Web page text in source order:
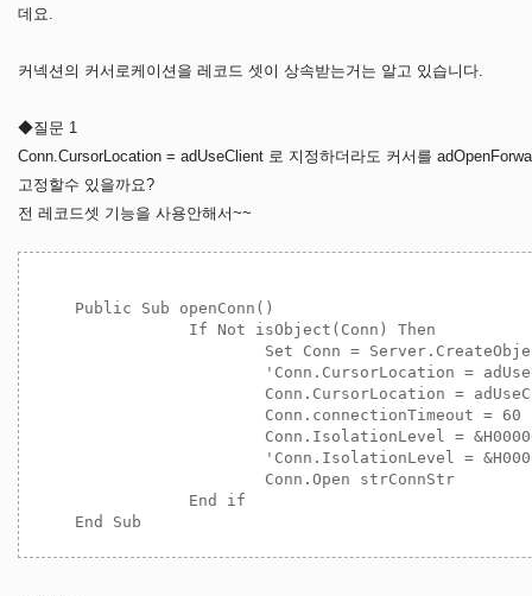
데요.
커넥션의 커서로케이션을 레코드 셋이 상속받는거는 알고 있습니다.
◆질문 1
Conn.CursorLocation = adUseClient 로 지정하더라도 커서를
고정할수 있을까요?
전 레코드셋 기능을 사용안해서~~
    Public Sub openConn()